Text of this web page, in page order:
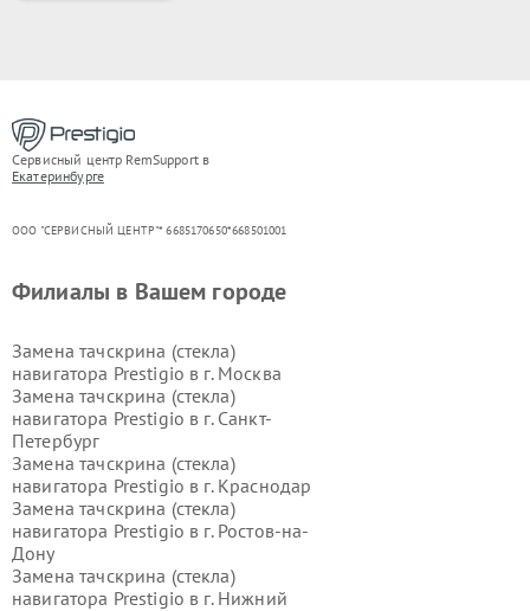
Сервисный центр RemSupport в
Екатеринбурге
ООО "СЕРВИСНЫЙ ЦЕНТР"* 6685170650*668501001
Филиалы в Вашем городе
Замена тачскрина (стекла)
навигатора Prestigio в г. Москва
Замена тачскрина (стекла)
навигатора Prestigio в г. Санкт-
Петербург
Замена тачскрина (стекла)
навигатора Prestigio в г. Краснодар
Замена тачскрина (стекла)
навигатора Prestigio в г. Ростов-на-
Дону
Замена тачскрина (стекла)
навигатора Prestigio в г. Нижний